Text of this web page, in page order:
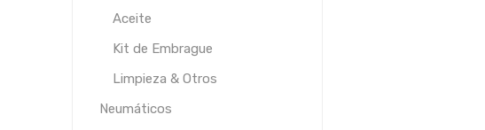
Aceite
Kit de Embrague
Limpieza & Otros
Neumáticos